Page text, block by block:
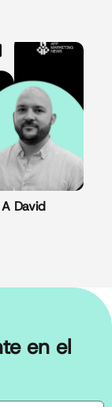
David
en el